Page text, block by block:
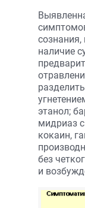
наличие
этанол;
мидриаз
кокаин,
без
и